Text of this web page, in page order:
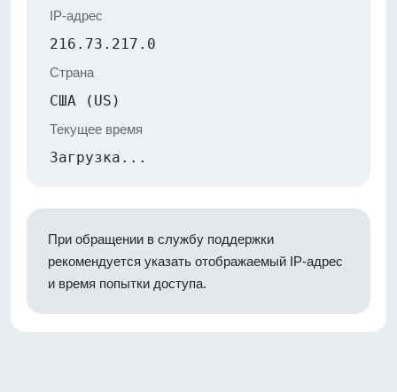
IP-адрес
216.73.217.0
Страна
США (US)
Текущее время
Загрузка...
При обращении в службу поддержки
рекомендуется указать отображаемый IP-адрес
и время попытки доступа.